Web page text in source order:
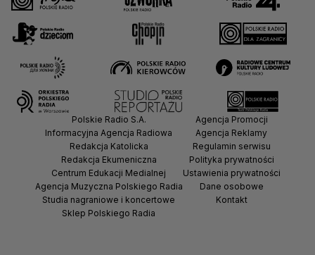
Polskie Radio S.A.
Informacyjna Agencja Radiowa
Redakcja Katolicka
Redakcja Ekumeniczna
Centrum Edukacji Medialnej
Agencja Muzyczna Polskiego Radia
Studia nagraniowe i koncertowe
Sklep Polskiego Radia
Agencja Promocji
Agencja Reklamy
Regulamin serwisu
Polityka prywatności
Ustawienia prywatności
Dane osobowe
Kontakt